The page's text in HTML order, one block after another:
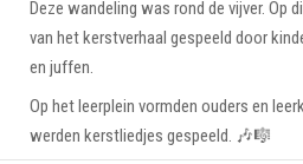
Deze wandeling was rond de vijver. Op
van het kerstverhaal gespeeld door
en juffen.
Op het leerplein vormden ouders en
werden kerstliedjes gespeeld. 🎶🎼